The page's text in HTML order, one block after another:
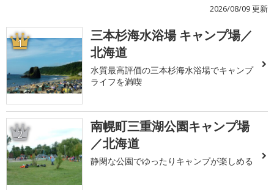
2026/08/09 更新
1
三本杉海水浴場 キャンプ場／
北海道
水質最高評価の三本杉海水浴場でキャンプ
ライフを満喫
2
南幌町三重湖公園キャンプ場
／北海道
静閑な公園でゆったりキャンプが楽しめる